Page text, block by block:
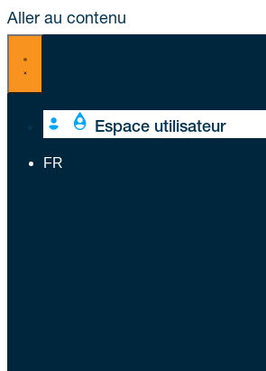
Aller au contenu
Espace utilisateur
FR